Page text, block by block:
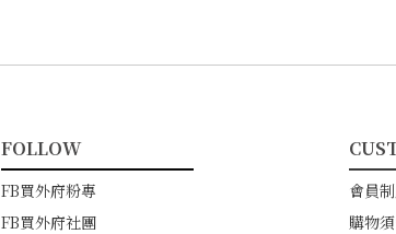
FOLLOW
━━━━━━━━━━━
FB買外府粉專
FB買外府社團
會員
購物